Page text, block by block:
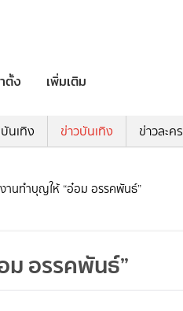
ตั้ง เพิ่มเติม
นเทิง ข่าวบันเทิง ข่าวละคร
านทำบุญให้ “อ๋อม อรรคพันธ์”
อรรคพันธ์”